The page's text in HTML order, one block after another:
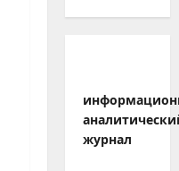
журнал